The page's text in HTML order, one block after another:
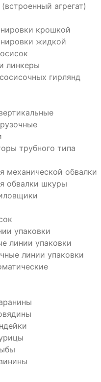
агрегат)
крошкой
жидкой
линкеры
гирлянд
трубного типа
механической обвалки
обвалки шкуры
упаковки
линии упаковки
линии упаковки